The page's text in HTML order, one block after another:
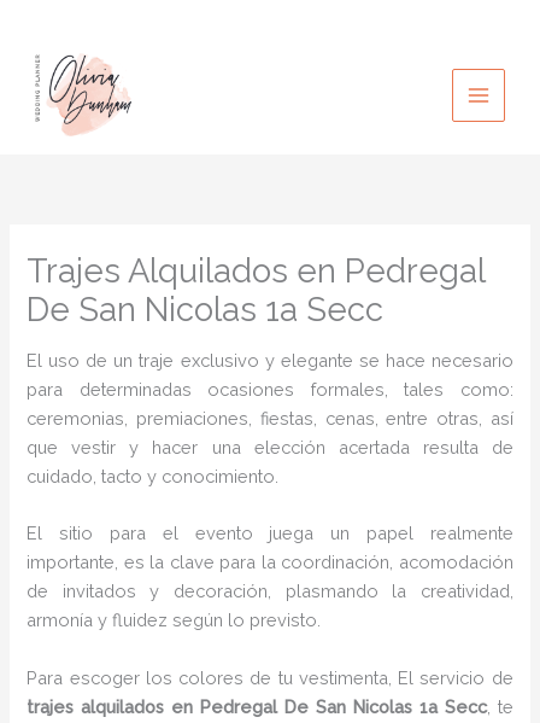
contenido
Trajes Alquilados en Pedregal
De San Nicolas 1a Secc
El uso de un traje exclusivo y elegante se hace necesario
para determinadas ocasiones formales, tales como:
ceremonias, premiaciones, fiestas, cenas, entre otras, así
que vestir y hacer una elección acertada resulta de
cuidado, tacto y conocimiento.
El sitio para el evento juega un papel realmente
importante, es la clave para la coordinación, acomodación
de invitados y decoración, plasmando la creatividad,
armonía y fluidez según lo previsto.
Para escoger los colores de tu vestimenta, El servicio de
trajes alquilados en Pedregal De San Nicolas 1a Secc, te